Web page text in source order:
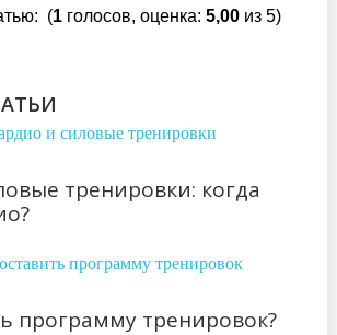
(1голосов, оценка: 5,00из 5)
тренировки: когда
программу тренировок?